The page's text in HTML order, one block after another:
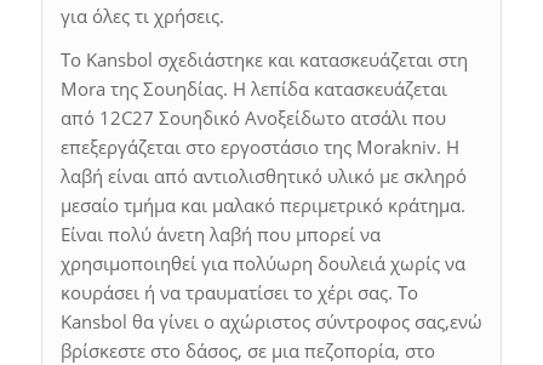
για όλες τι χρήσεις.
Το Kansbol σχεδιάστηκε και κατασκευάζεται στη
Mora της Σουηδίας. H λεπίδα κατασκευάζεται
από 12C27 Σουηδικό Ανοξείδωτο ατσάλι που
επεξεργάζεται στο εργοστάσιο της Morakniv. Η
λαβή είναι από αντιολισθητικό υλικό με σκληρό
μεσαίο τμήμα και μαλακό περιμετρικό κράτημα.
Είναι πολύ άνετη λαβή που μπορεί να
χρησιμοποιηθεί για πολύωρη δουλειά χωρίς να
κουράσει ή να τραυματίσει το χέρι σας. Το
Kansbol θα γίνει ο αχώριστος σύντροφος σας,ενώ
βρίσκεστε στο δάσος, σε μια πεζοπορία, στο